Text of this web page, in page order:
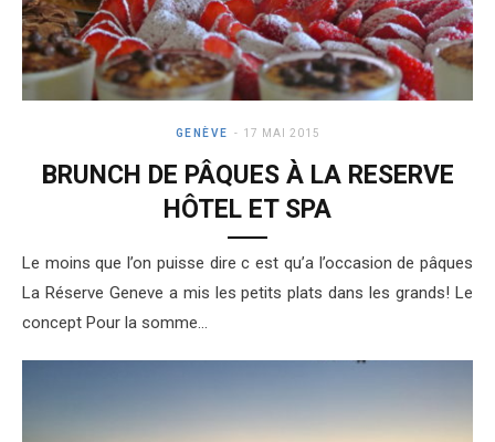
GENÈVE 17 MAI 2015
BRUNCH DE PÂQUES À LA RESERVE
HÔTEL ET SPA
Le moins que l’on puisse dire c est qu’a l’occasion de pâques
La Réserve Geneve a mis les petits plats dans les grands! Le
concept Pour la somme…